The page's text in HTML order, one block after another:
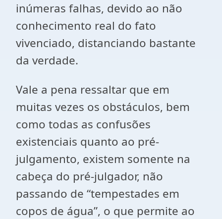
inúmeras falhas, devido ao não
conhecimento real do fato
vivenciado, distanciando bastante
da verdade.
Vale a pena ressaltar que em
muitas vezes os obstáculos, bem
como todas as confusões
existenciais quanto ao pré-
julgamento, existem somente na
cabeça do pré-julgador, não
passando de “tempestades em
copos de água”, o que permite ao